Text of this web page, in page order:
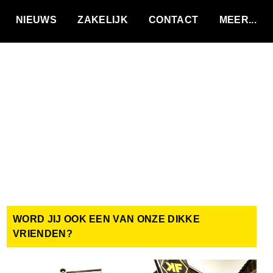
NIEUWS ZAKELIJK CONTACT
WORD JIJ OOK EEN VAN ONZE DIKKE
VRIENDEN?